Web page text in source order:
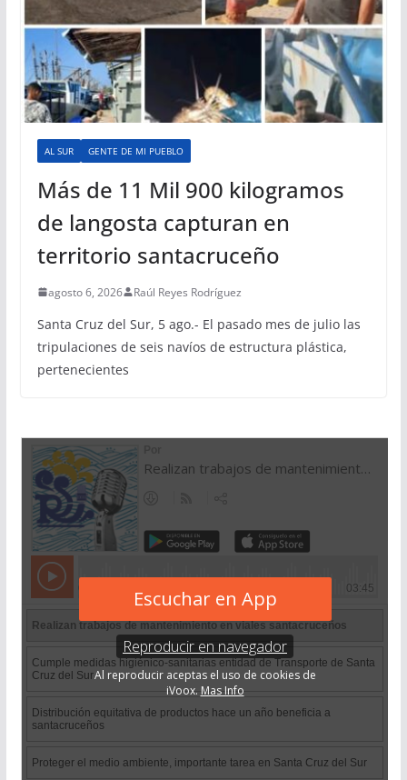
AL SUR GENTE DE MI PUEBLO
Más de 11 Mil 900 kilogramos
de langosta capturan en
territorio santacruceño
agosto 6, 2026 Raúl Reyes Rodríguez
Santa Cruz del Sur, 5 ago.- El pasado mes de julio las
tripulaciones de seis navíos de estructura plástica,
pertenecientes